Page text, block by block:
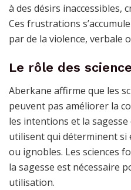
à des désirs inaccessibles,
Ces frustrations
par de la violence, verbale
Le rôle des
Aberkane affirme que les
peuvent pas améliorer la
les intentions et la
utilisent qui déterminent si
ou ignobles. Les sciences
la sagesse est nécessaire
utilisation.